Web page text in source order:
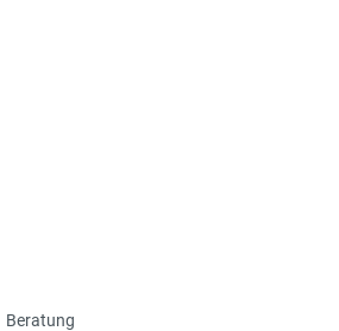
Beratung